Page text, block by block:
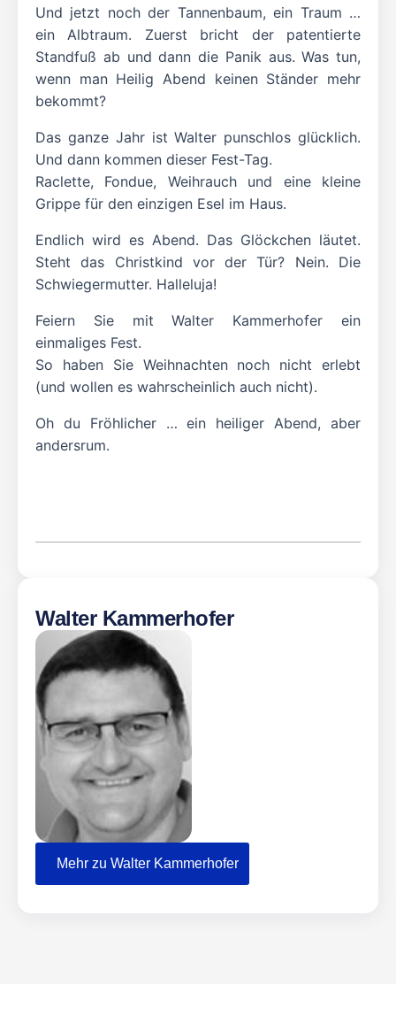
Und jetzt noch der Tannenbaum, ein Traum …
ein Albtraum. Zuerst bricht der patentierte
Standfuß ab und dann die Panik aus. Was tun,
wenn man Heilig Abend keinen Ständer mehr
bekommt?
Das ganze Jahr ist Walter punschlos glücklich.
Und dann kommen dieser Fest-Tag.
Raclette, Fondue, Weihrauch und eine kleine
Grippe für den einzigen Esel im Haus.
Endlich wird es Abend. Das Glöckchen läutet.
Steht das Christkind vor der Tür? Nein. Die
Schwiegermutter. Halleluja!
Feiern Sie mit Walter Kammerhofer ein
einmaliges Fest.
So haben Sie Weihnachten noch nicht erlebt
(und wollen es wahrscheinlich auch nicht).
Oh du Fröhlicher … ein heiliger Abend, aber
andersrum.
Walter Kammerhofer
Mehr zu Walter Kammerhofer